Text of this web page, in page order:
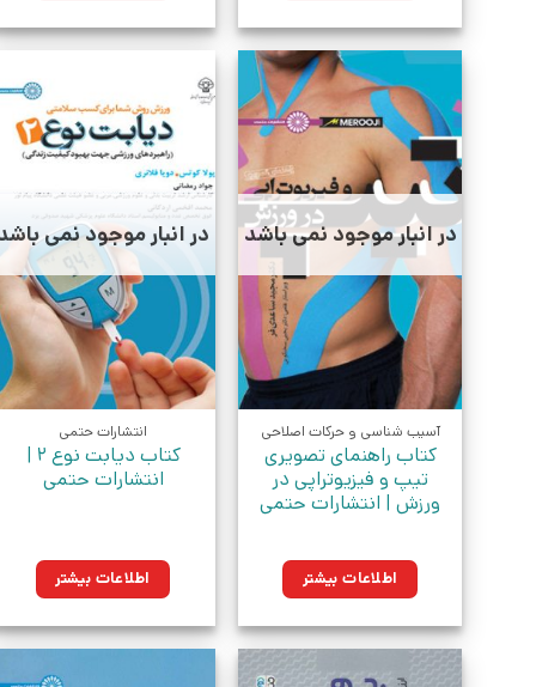
در انبار موجود نمی باشد
آسیب شناسی و حرکات اصلاحی
کتاب راهنمای تصویری
تیپ و فیزیوتراپی در
ورزش | انتشارات حتمی
اطلاعات بیشتر
در انبار موجود نمی
انتشارات حتمی
کتاب دیابت نوع ۲ |
انتشارات حتمی
اطلاعات بیشتر